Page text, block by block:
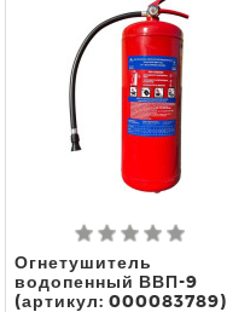
Огнетушитель
водопенный ВВП-9
(артикул: 000083789)